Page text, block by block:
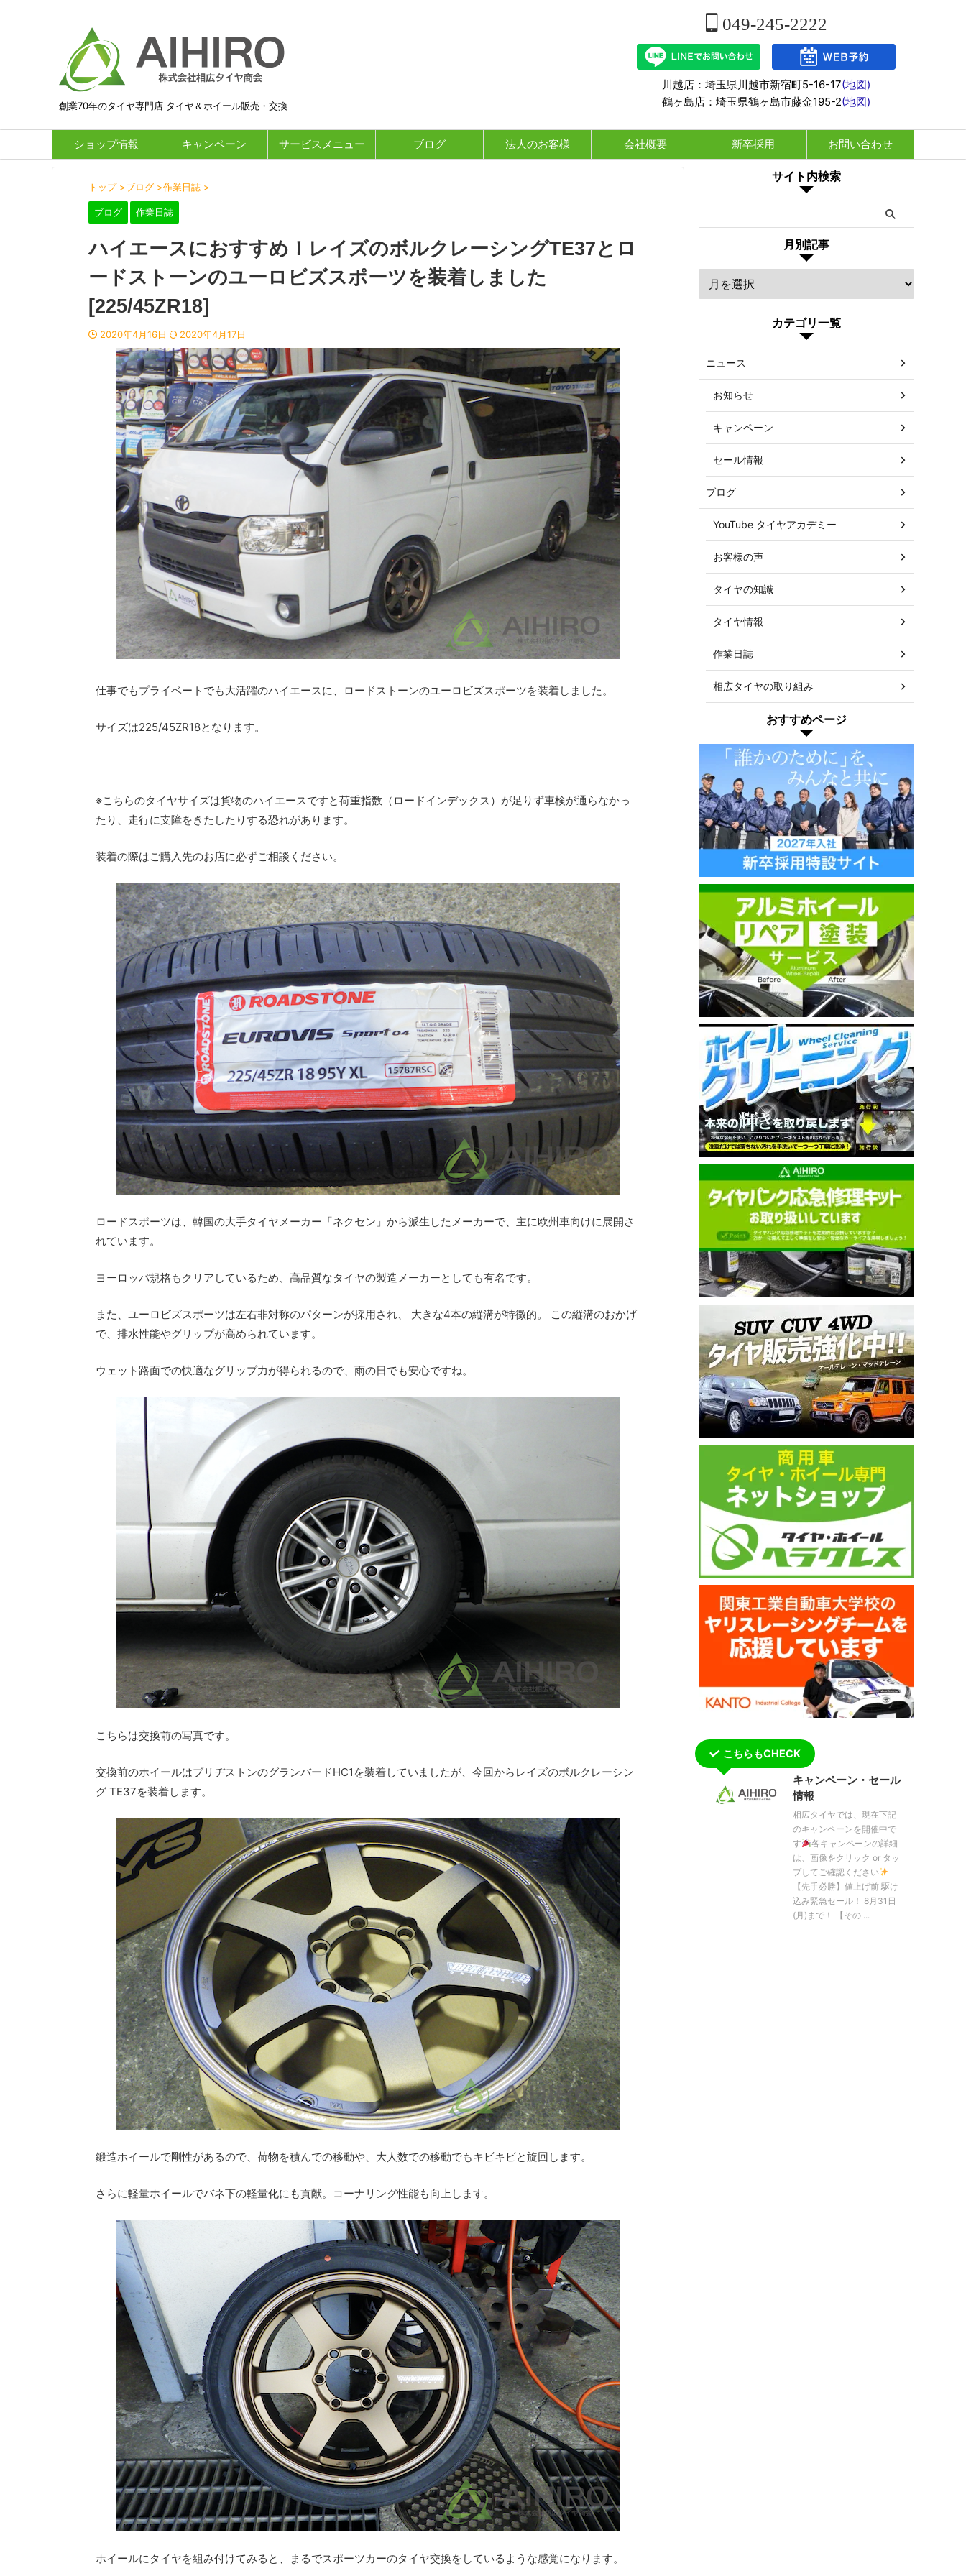
創業70年のタイヤ専門店 タイヤ＆ホイール販売・交換
049-245-2222
川越店：埼玉県川越市新宿町5-16-17(地図)
鶴ヶ島店：埼玉県鶴ヶ島市藤金195-2(地図)
ショップ情報 キャンペーン サービスメニュー ブログ 法人のお客様 会社概要 新卒採用 お問い合わせ
トップ >ブログ >作業日誌 >
ブログ 作業日誌
ハイエースにおすすめ！レイズのボルクレーシングTE37とロ
ードストーンのユーロビズスポーツを装着しました
[225/45ZR18]
2020年4月16日 2020年4月17日
仕事でもプライベートでも大活躍のハイエースに、ロードストーンのユーロビズスポーツを装着しました。
サイズは225/45ZR18となります。
※こちらのタイヤサイズは貨物のハイエースですと荷重指数（ロードインデックス）が足りず車検が通らなかっ
たり、走行に支障をきたしたりする恐れがあります。
装着の際はご購入先のお店に必ずご相談ください。
ロードスポーツは、韓国の大手タイヤメーカー「ネクセン」から派生したメーカーで、主に欧州車向けに展開さ
れています。
ヨーロッパ規格もクリアしているため、高品質なタイヤの製造メーカーとしても有名です。
また、ユーロビズスポーツは左右非対称のパターンが採用され、 大きな4本の縦溝が特徴的。 この縦溝のおかげ
で、排水性能やグリップが高められています。
ウェット路面での快適なグリップ力が得られるので、雨の日でも安心ですね。
こちらは交換前の写真です。
交換前のホイールはブリヂストンのグランバードHC1を装着していましたが、今回からレイズのボルクレーシン
グ TE37を装着します。
鍛造ホイールで剛性があるので、荷物を積んでの移動や、大人数での移動でもキビキビと旋回します。
さらに軽量ホイールでバネ下の軽量化にも貢献。コーナリング性能も向上します。
ホイールにタイヤを組み付けてみると、まるでスポーツカーのタイヤ交換をしているような感覚になります。
サイト内検索
月別記事
カテゴリ一覧
ニュース
お知らせ
キャンペーン
セール情報
ブログ
YouTube タイヤアカデミー
お客様の声
タイヤの知識
タイヤ情報
作業日誌
相広タイヤの取り組み
おすすめページ
こちらもCHECK
キャンペーン・セール
情報
相広タイヤでは、現在下記
のキャンペーンを開催中で
す
各キャンペーンの詳細
は、画像をクリック or タッ
プしてご確認ください
【先手必勝】値上げ前 駆け
込み緊急セール！ 8月31日
(月)まで！ 【その ...